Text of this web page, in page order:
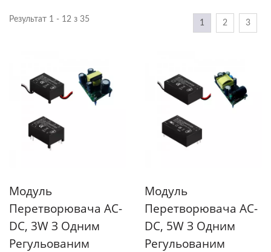
Результат 1 - 12 з 35 1 2 3
Модуль
Перетворювача AC-
DC, 3W З Одним
Регульованим
Модуль
Перетворювача AC-
DC, 5W З Одним
Регульованим